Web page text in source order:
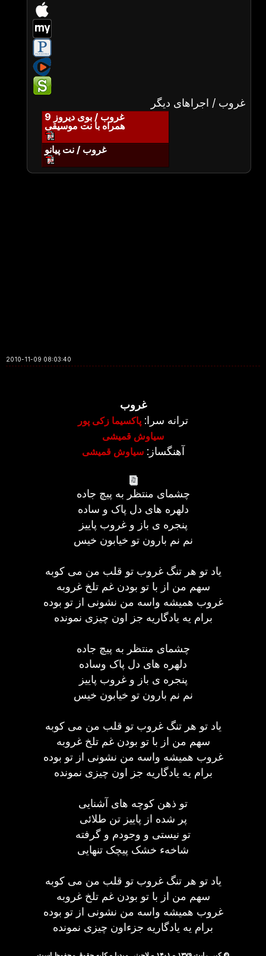
غروب / اجراهای دیگر
غروب / بوی دیروز 9
همراه با نت موسیقی
غروب / نت پیانو
2010-11-09 08:03:40
غروب
ترانه سرا: پاکسیما زکی پور
سیاوش قمیشی
آهنگساز:سیاوش قمیشی
چشمای منتظر به پیچ جاده
دلهره های دل پاک و ساده
پنجره ی باز و غروب پاییز
نم نم بارون تو خیابون خیس
یاد تو هر تنگ غروب تو قلب من می کوبه
سهم من از با تو بودن غم تلخ غروبه
غروب همیشه واسه من نشونی از تو بوده
برام یه یادگاریه جز اون چیزی نمونده
چشمای منتظر به پیچ جاده
دلهره های دل پاک وساده
پنجره ی باز و غروب پاییز
نم نم بارون تو خیابون خیس
یاد تو هر تنگ غروب تو قلب من می کوبه
سهم من از با تو بودن غم تلخ غروبه
غروب همیشه واسه من نشونی از تو بوده
برام یه یادگاریه جز اون چیزی نمونده
تو ذهن کوچه های آشنایی
پر شده از پاییز تن طلائی
تو نیستی و وجودم و گرفته
شاخهء خشک پیچک تنهایی
یاد تو هر تنگ غروب تو قلب من می کوبه
سهم من از با تو بودن غم تلخ غروبه
غروب همیشه واسه من نشونی از تو بوده
برام یه یادگاریه جزءاون چیزی نمونده